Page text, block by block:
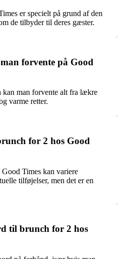
er specielt på grund af den
de tilbyder til deres gæster.
forvente på Good
kan man forvente alt fra lækre
varme retter.
for 2 hos Good
Times kan variere
tilføjelser, men det er en
til brunch for 2 hos